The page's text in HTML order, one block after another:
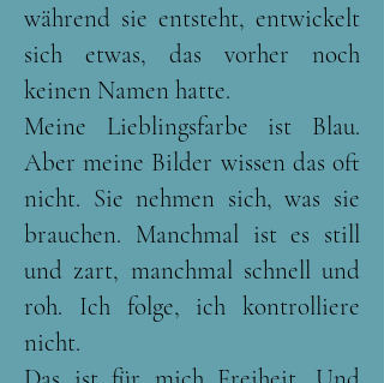
während sie entsteht, entwickelt
sich etwas, das vorher noch
keinen Namen hatte.
Meine Lieblingsfarbe ist Blau.
Aber meine Bilder wissen das oft
nicht. Sie nehmen sich, was sie
brauchen. Manchmal ist es still
und zart, manchmal schnell und
roh. Ich folge, ich kontrolliere
nicht.